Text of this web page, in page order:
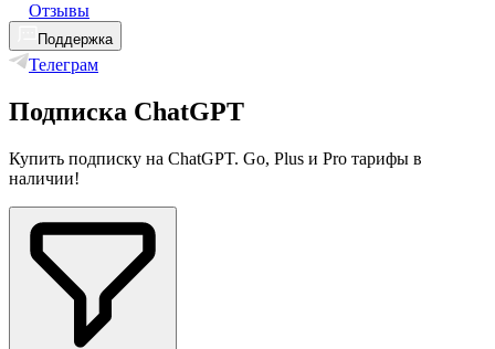
Отзывы
Поддержка
Телеграм
Подписка ChatGPT
Купить подписку на ChatGPT. Go, Plus и Pro тарифы в
наличии!